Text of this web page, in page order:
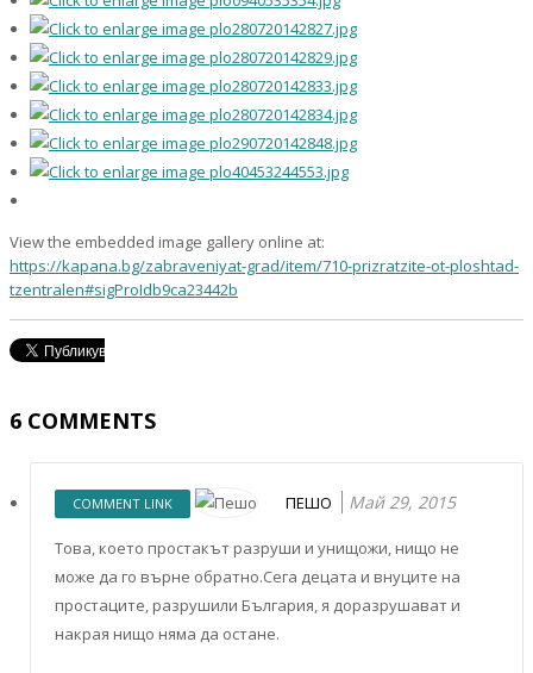
View the embedded image gallery online at:
https://kapana.bg/zabraveniyat-grad/item/710-prizratzite-ot-ploshtad-
tzentralen#sigProIdb9ca23442b
6 COMMENTS
COMMENT LINK ПЕШО Май 29, 2015
Това, което простакът разруши и унищожи, нищо не
може да го върне обратно.Сега децата и внуците на
простаците, разрушили България, я доразрушават и
накрая нищо няма да остане.